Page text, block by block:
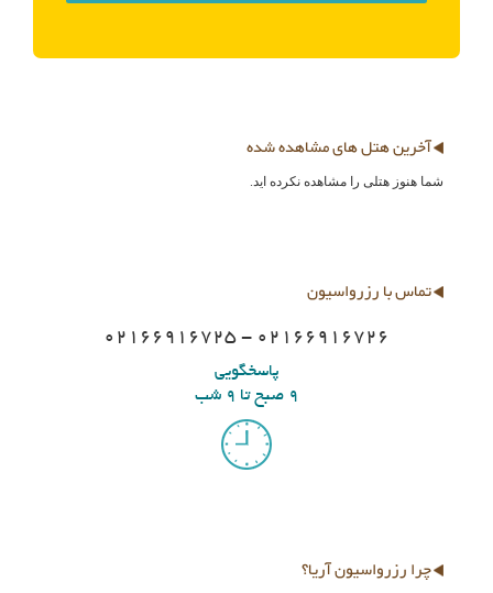
آخرین هتل های مشاهده شده
شما هنوز هتلی را مشاهده نکرده اید.
تماس با رزرواسیون
02166916725 - 02166916726
پاسخگویی
9 صبح تا 9 شب
چرا رزرواسیون آریا؟